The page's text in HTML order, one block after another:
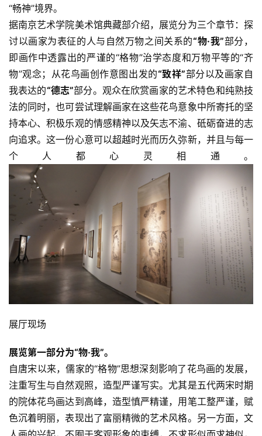
“畅神”境界。
据南京艺术学院美术馆典藏部介绍，展览分为三个章节：探
讨以画家为表征的人与自然万物之间关系的“物·我”部分，
即画作中透露出的严谨的“格物”治学态度和万物平等的“齐
物”观念；从花鸟画创作意图出发的“致祥”部分以及画家自
我表达的“德志”部分。观众在欣赏画家的艺术特色和纯熟技
法的同时，也可尝试理解画家在这些花鸟意象中所寄托的坚
持本心、积极乐观的情感精神以及矢志不渝、砥砺奋进的志
向追求。这一份心意可以超越时光而历久弥新，并且与每一
个人都心灵相通。
展厅现场
展览第一部分为“物·我”。
自唐宋以来，儒家的“格物”思想深刻影响了花鸟画的发展，
注重写生与自然观照，造型严谨写实。尤其是五代两宋时期
的院体花鸟画达到高峰，造型慎严精谨，用笔工整严谨，赋
色沉着明丽，表现出了富丽精微的艺术风格。另一方面，文